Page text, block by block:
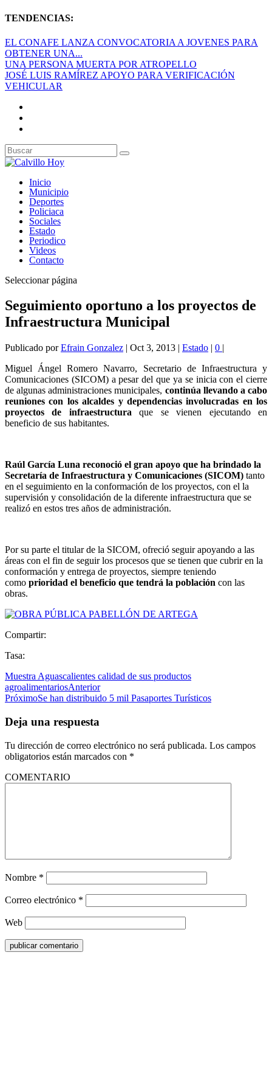
TENDENCIAS:
EL CONAFE LANZA CONVOCATORIA A JOVENES PARA
OBTENER UNA...
UNA PERSONA MUERTA POR ATROPELLO
JOSÉ LUIS RAMÍREZ APOYO PARA VERIFICACIÓN
VEHICULAR
Inicio
Municipio
Deportes
Policiaca
Sociales
Estado
Periodico
Videos
Contacto
Seleccionar página
Seguimiento oportuno a los proyectos de
Infraestructura Municipal
Publicado porEfrain Gonzalez | Oct 3, 2013 | Estado | 0 |
Miguel Ángel Romero Navarro, Secretario de Infraestructura y
Comunicaciones (SICOM) a pesar del que ya se inicia con el cierre
de algunas administraciones municipales, continúa llevando a cabo
reuniones con los alcaldes y dependencias involucradas en los
proyectos de infraestructuraque se vienen ejecutando en
beneficio de sus habitantes.
Raúl García Luna reconoció el gran apoyo que ha brindado la
Secretaría de Infraestructura y Comunicaciones (SICOM) tanto
en el seguimiento en la conformación de los proyectos, con el la
supervisión y consolidación de la diferente infraestructura que se
realizó en estos tres años de administración.
Por su parte el titular de la SICOM, ofreció seguir apoyando a las
áreas con el fin de seguir los procesos que se tienen que cubrir en la
conformación y entrega de proyectos, siempre teniendo
como prioridad el beneficio que tendrá la población con las
obras.
Compartir:
Tasa:
Muestra Aguascalientes calidad de sus productos
agroalimentariosAnterior
PróximoSe han distribuido 5 mil Pasaportes Turísticos
Deja una respuesta
Tu dirección de correo electrónico no será publicada. Los campos
obligatorios están marcados con *
COMENTARIO
Nombre *
Correo electrónico *
Web